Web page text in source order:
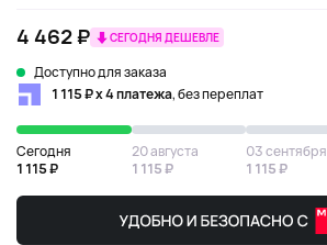
4 462 ₽ СЕГОДНЯ ДЕШЕВЛЕ
Доступно для заказа
1 115 ₽ х 4 платежа, без переплат
Сегодня
1 115 ₽
20 августа
1 115 ₽
03 сентября
1 115 ₽